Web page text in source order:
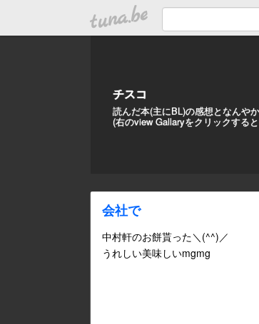
tuna.be
チスコ
読んだ本(主にBL)の感想となんや
(右のview Gallaryをクリックする
会社で
中村軒のお餅貰った＼(^^)／
うれしい美味しいmgmg